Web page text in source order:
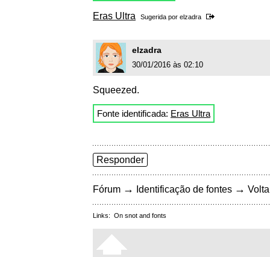
Eras Ultra Sugerida por elzadra
elzadra
30/01/2016 às 02:10
Squeezed.
Fonte identificada: Eras Ultra
Responder
Fórum → Identificação de fontes →
Links: On snot and fonts